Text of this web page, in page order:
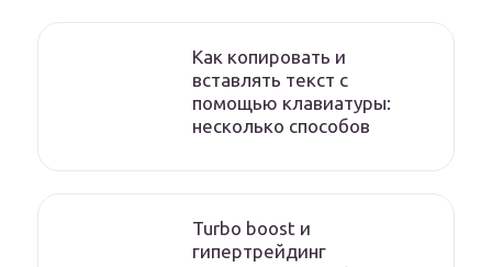
Как копировать и
вставлять текст с
помощью клавиатуры:
несколько способов
Turbo boost и
гипертрейдинг